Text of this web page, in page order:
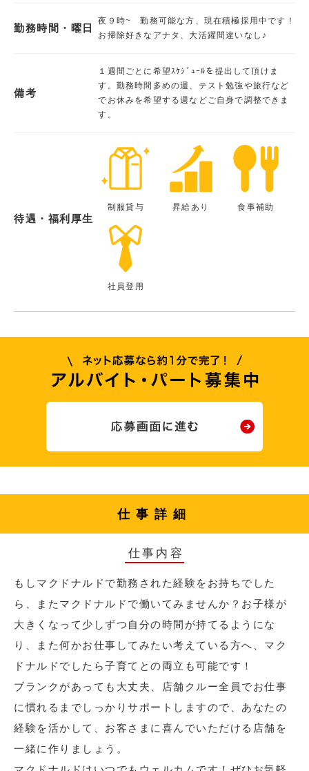
勤務時間・曜日
夜９時~ 勤務可能な方、現在積極採用中です！
お掃除好きなアナタ、大活躍間違いなし♪
備考
１週間ごとに希望ｽｹｼﾞｭｰﾙを提出して頂けま
す。勤務時間多めの週、テスト勉強や旅行など
でお休みを希望する週などご自身で調整できま
す。
待遇・福利厚生
制服貸与 昇給あり 食事補助
社員登用
仕事詳細
仕事内容
もしマクドナルドで勤務された経験をお持ちでした
ら、またマクドナルドで働いてみませんか？お子様が
大きくなって少しずつ自分の時間が持てるようにな
り、また何かお仕事してみたい考えている方へ、マク
ドナルドでしたら子育てとの両立も可能です！
ブランクがあっても大丈夫、店舗クルー全員でお仕事
に慣れるまでしっかりサポートしますので、あなたの
経験を活かして、お客さまに喜んでいただける店舗を
一緒に作りましょう。